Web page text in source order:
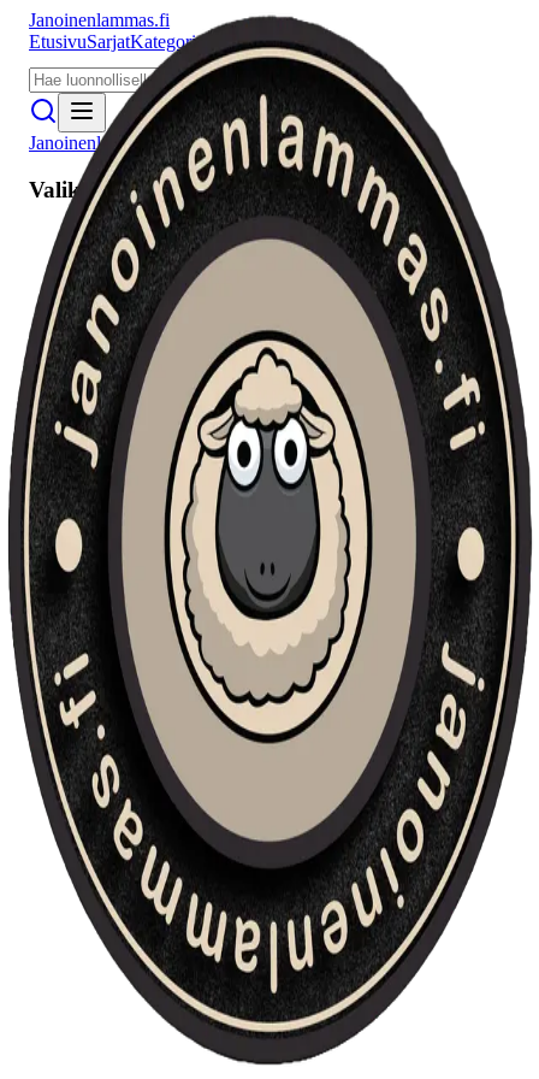
Janoinenlammas.fi
EtusivuSarjatKategoriat PuhujatMeistä
Janoinenlammas.fi
Valikko
Etusivu
Sarjat
Kategoriat
Puhujat
Haku
Tietosuojaseloste
Seuraa meitä
Facebook Instagram
YouTube
© 2026 Janoinenlammas.fi. Kaikki oikeudet pidätetään.